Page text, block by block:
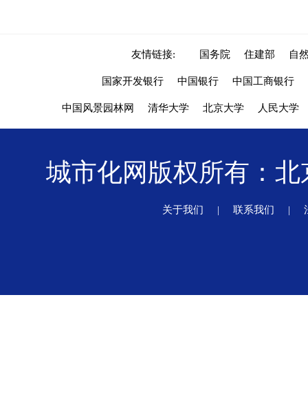
友情链接: 国务院 住建部 自
国家开发银行 中国银行 中国工商银行
中国风景园林网 清华大学 北京大学 人民大学
城市化网版权所有：
关于我们 | 联系我们 |